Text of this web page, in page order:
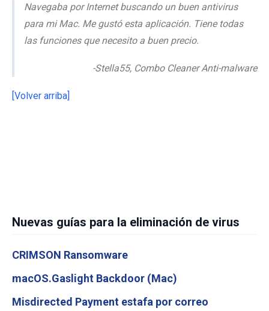
Navegaba por Internet buscando un buen antivirus
para mi Mac. Me gustó esta aplicación. Tiene todas
las funciones que necesito a buen precio.
-Stella55, Combo Cleaner Anti-malware
[Volver arriba]
Nuevas guías para la eliminación de virus
CRIMSON Ransomware
macOS.Gaslight Backdoor (Mac)
Misdirected Payment estafa por correo